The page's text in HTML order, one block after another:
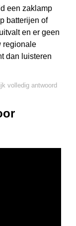
een zaklamp
batterijen of
en er geen
regionale
dan luisteren
volledig antwoord